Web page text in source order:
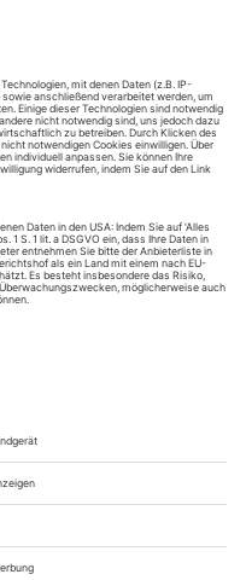
In der Stadt mit ihrem
eine völlig andere
Plattenbau-Charme,
und
war, bevor er nach
auch außerhalb ihrer
Beispiel ist
stammende, nie mit
durch zeitgenössische
in Israel und am...